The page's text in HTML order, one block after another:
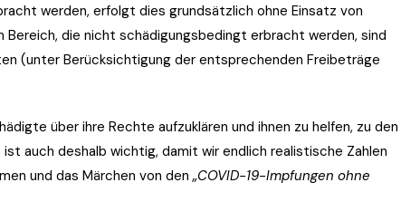
werden, erfolgt dies grundsätzlich ohne Einsatz von
Bereich, die nicht schädigungsbedingt erbracht werden, sind
(unter Berücksichtigung der entsprechenden Freibeträge
über ihre Rechte aufzuklären und ihnen zu helfen, zu den
auch deshalb wichtig, damit wir endlich realistische Zahlen
und das Märchen von den „COVID-19-Impfungen ohne